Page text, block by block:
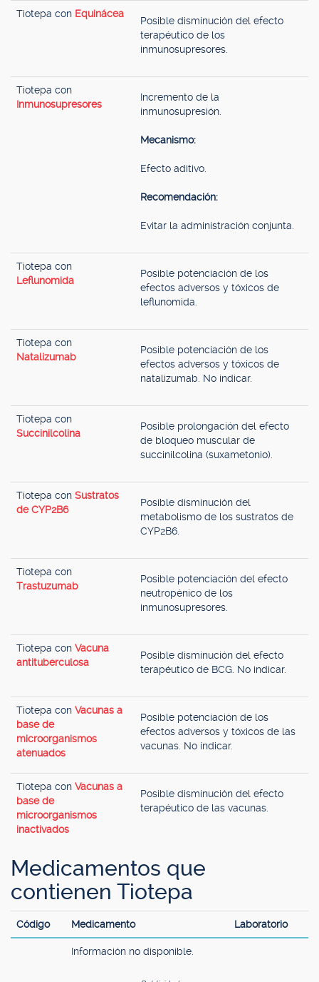
Tiotepa con Equinácea
Posible disminución del efecto
terapéutico de los
inmunosupresores.
Tiotepa con
Inmunosupresores
Incremento de la
inmunosupresión.
Mecanismo:
Efecto aditivo.
Recomendación:
Evitar la administración conjunta.
Tiotepa con
Leflunomida
Posible potenciación de los
efectos adversos y tóxicos de
leflunomida.
Tiotepa con
Natalizumab
Posible potenciación de los
efectos adversos y tóxicos de
natalizumab. No indicar.
Tiotepa con
Succinilcolina
Posible prolongación del efecto
de bloqueo muscular de
succinilcolina (suxametonio).
Tiotepa con Sustratos
de CYP2B6
Posible disminución del
metabolismo de los sustratos de
CYP2B6.
Tiotepa con
Trastuzumab
Posible potenciación del efecto
neutropénico de los
inmunosupresores.
Tiotepa con Vacuna
antituberculosa
Posible disminución del efecto
terapéutico de BCG. No indicar.
Tiotepa con Vacunas a
base de
microorganismos
atenuados
Posible potenciación de los
efectos adversos y tóxicos de las
vacunas. No indicar.
Tiotepa con Vacunas a
base de
microorganismos
inactivados
Posible disminución del efecto
terapéutico de las vacunas.
Medicamentos que
contienen Tiotepa
Código Medicamento Laboratorio
Información no disponible.